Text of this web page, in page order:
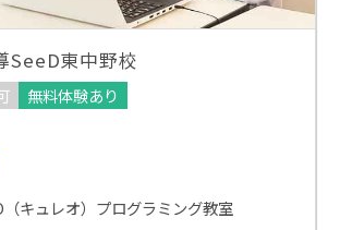
SeeD東中野校
無料体験あり
キュレオ）プログラミング教室